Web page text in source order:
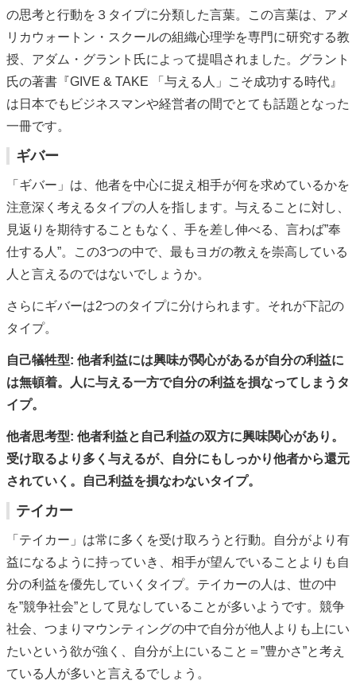
の思考と行動を３タイプに分類した言葉。この言葉は、アメ
リカウォートン・スクールの組織心理学を専門に研究する教
授、アダム・グラント氏によって提唱されました。グラント
氏の著書『GIVE & TAKE 「与える人」こそ成功する時代』
は日本でもビジネスマンや経営者の間でとても話題となった
一冊です。
ギバー
「ギバー」は、他者を中心に捉え相手が何を求めているかを
注意深く考えるタイプの人を指します。与えることに対し、
見返りを期待することもなく、手を差し伸べる、言わば”奉
仕する人”。この3つの中で、最もヨガの教えを崇高している
人と言えるのではないでしょうか。
さらにギバーは2つのタイプに分けられます。それが下記の
タイプ。
自己犠牲型: 他者利益には興味が関心があるが自分の利益に
は無頓着。人に与える一方で自分の利益を損なってしまうタ
イプ。
他者思考型: 他者利益と自己利益の双方に興味関心があり。
受け取るより多く与えるが、自分にもしっかり他者から還元
されていく。自己利益を損なわないタイプ。
テイカー
「テイカー」は常に多くを受け取ろうと行動。自分がより有
益になるように持っていき、相手が望んでいることよりも自
分の利益を優先していくタイプ。テイカーの人は、世の中
を”競争社会”として見なしていることが多いようです。競争
社会、つまりマウンティングの中で自分が他人よりも上にい
たいという欲が強く、自分が上にいること＝”豊かさ”と考え
ている人が多いと言えるでしょう。